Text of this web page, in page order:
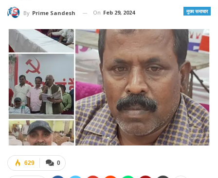
मुख्य समाचार
By Prime Sandesh On Feb 29, 2024
0
629